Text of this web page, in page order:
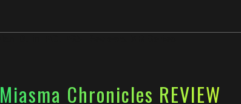
Miasma Chronicles REVIEW